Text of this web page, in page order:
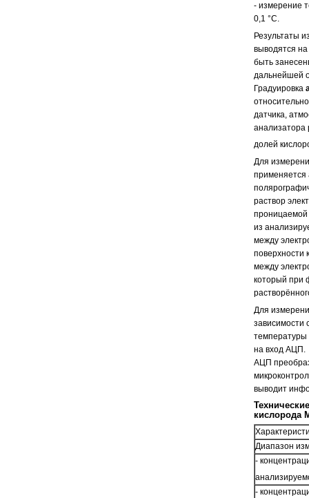
- измерение
0,1 °С.
Результаты
выводятся
быть
дальнейшей
Градуировка
датчика,
анализатора
долей
Для
применяется
раствор
проницаемой
из
между
поверхности
между
который при
Для
зависимости
температуры
на вход АЦП.
АЦП
выводит
кислорода
Диапазон
-
-